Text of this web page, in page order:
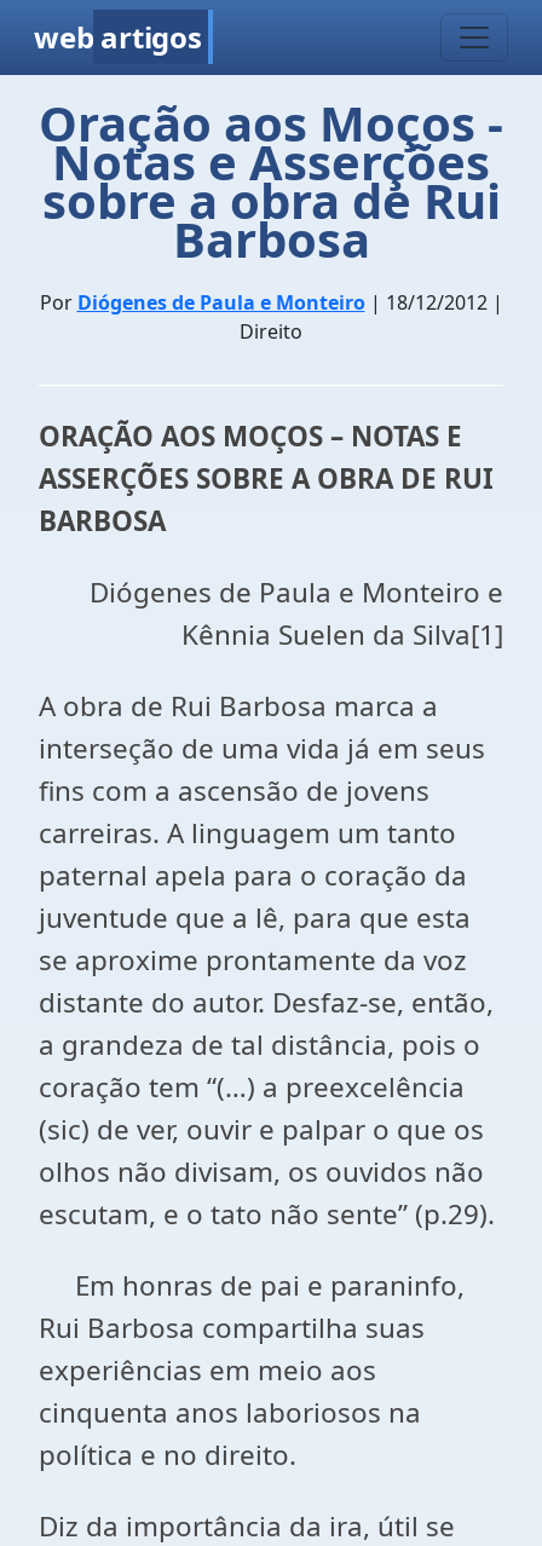
web artigos
Oração aos Moços -
Notas e Asserções
sobre a obra de Rui
Barbosa
Por Diógenes de Paula e Monteiro| 18/12/2012 |
Direito
ORAÇÃO AOS MOÇOS – NOTAS E
ASSERÇÕES SOBRE A OBRA DE RUI
BARBOSA
Diógenes de Paula e Monteiro e
Kênnia Suelen da Silva[1]
A obra de Rui Barbosa marca a
interseção de uma vida já em seus
fins com a ascensão de jovens
carreiras. A linguagem um tanto
paternal apela para o coração da
juventude que a lê, para que esta
se aproxime prontamente da voz
distante do autor. Desfaz-se, então,
a grandeza de tal distância, pois o
coração tem “(…) a preexcelência
(sic) de ver, ouvir e palpar o que os
olhos não divisam, os ouvidos não
escutam, e o tato não sente” (p.29).
Em honras de pai e paraninfo,
Rui Barbosa compartilha suas
experiências em meio aos
cinquenta anos laboriosos na
política e no direito.
Diz da importância da ira, útil se